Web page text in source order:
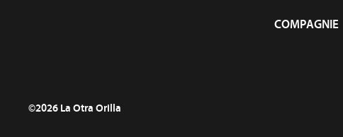
COMPAGNIE
©2026 La Otra Orilla